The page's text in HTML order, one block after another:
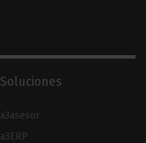
Soluciones
a3asesor
a3ERP